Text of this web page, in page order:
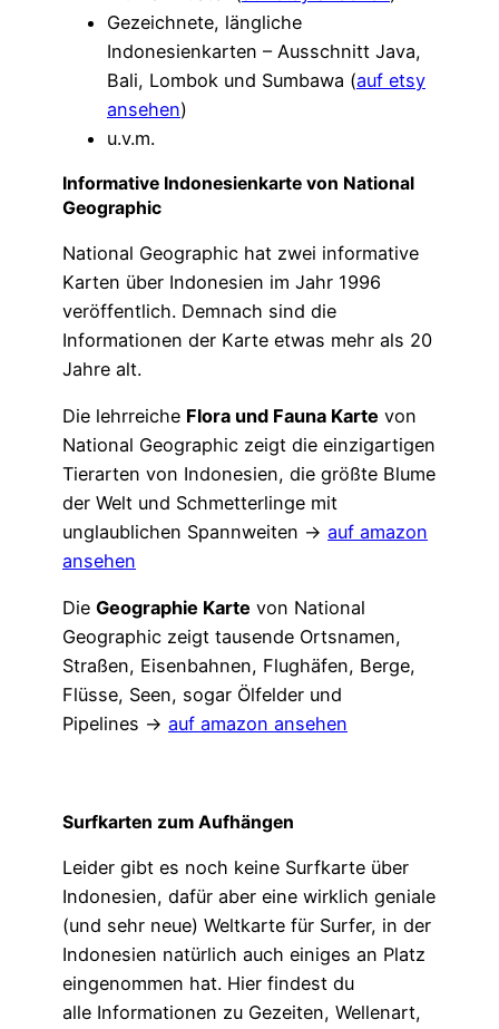
Gezeichnete, längliche
Indonesienkarten – Ausschnitt Java,
Bali, Lombok und Sumbawa (auf etsy
ansehen)
u.v.m.
Informative Indonesienkarte von National
Geographic
National Geographic hat zwei informative
Karten über Indonesien im Jahr 1996
veröffentlich. Demnach sind die
Informationen der Karte etwas mehr als 20
Jahre alt.
Die lehrreiche Flora und Fauna Karte von
National Geographic zeigt die einzigartigen
Tierarten von Indonesien, die größte Blume
der Welt und Schmetterlinge mit
unglaublichen Spannweiten → auf amazon
ansehen
Die Geographie Karte von National
Geographic zeigt tausende Ortsnamen,
Straßen, Eisenbahnen, Flughäfen, Berge,
Flüsse, Seen, sogar Ölfelder und
Pipelines → auf amazon ansehen
Surfkarten zum Aufhängen
Leider gibt es noch keine Surfkarte über
Indonesien, dafür aber eine wirklich geniale
(und sehr neue) Weltkarte für Surfer, in der
Indonesien natürlich auch einiges an Platz
eingenommen hat. Hier findest du
alle Informationen zu Gezeiten, Wellenart,